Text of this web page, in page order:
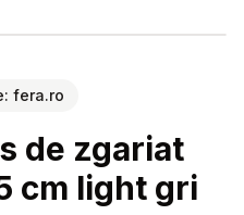
fera.ro
de zgariat
cm light gri